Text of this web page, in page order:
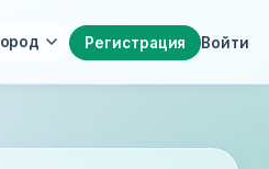
Регистрация Войти